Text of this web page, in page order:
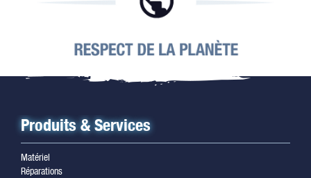
Produits & Services
Matériel
Réparations